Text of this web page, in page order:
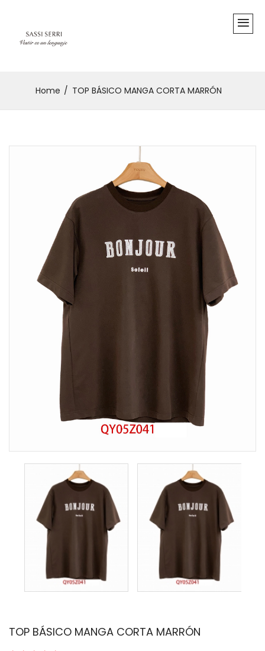
Home TOP BÁSICO MANGA CORTA MARRÓN
TOP BÁSICO MANGA CORTA MARRÓN